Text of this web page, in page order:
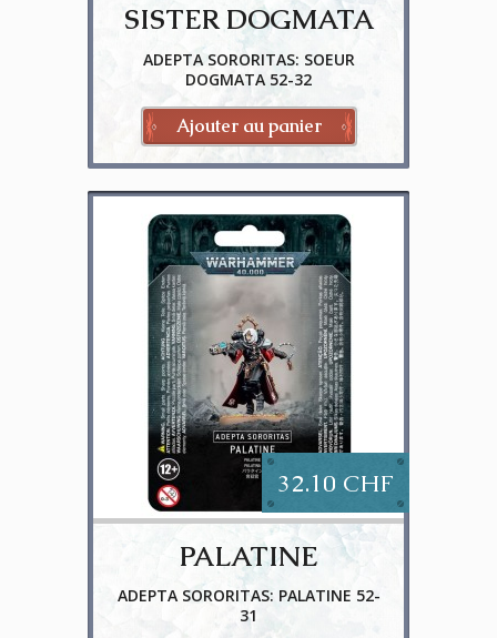
SISTER DOGMATA
ADEPTA SORORITAS: SOEUR
DOGMATA 52-32
Ajouter au panier
32.10 CHF
PALATINE
ADEPTA SORORITAS: PALATINE 52-
31